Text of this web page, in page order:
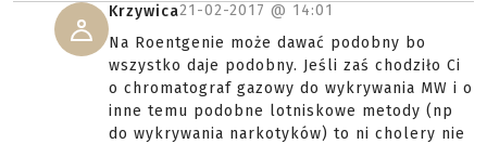
Krzywica21-02-2017 @ 14:01
Na Roentgenie może dawać podobny bo
wszystko daje podobny. Jeśli zaś chodziło Ci
o chromatograf gazowy do wykrywania MW i o
inne temu podobne lotniskowe metody (np
do wykrywania narkotyków) to ni cholery nie